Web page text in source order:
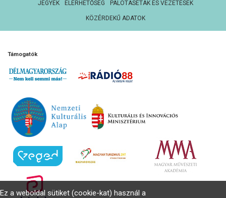
JEGYEK ELÉRHETŐSÉG PALOTASÉTÁK ÉS VEZETÉSEK
KÖZÉRDEKŰ ADATOK
Támogatók
Ez a weboldal sütiket (cookie-kat) használ a